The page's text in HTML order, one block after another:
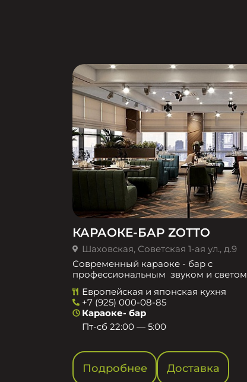
КАРАОКЕ-БАР ZOTTO
Шаховская, Советская 1-ая ул., д.9
Современный караоке - бар с
профессиональным звуком и светом
Европейская и японская кухня
+7 (925) 000-08-85
Караоке- бар
Пт-сб 22:00 — 5:00
Подробнее Доставка